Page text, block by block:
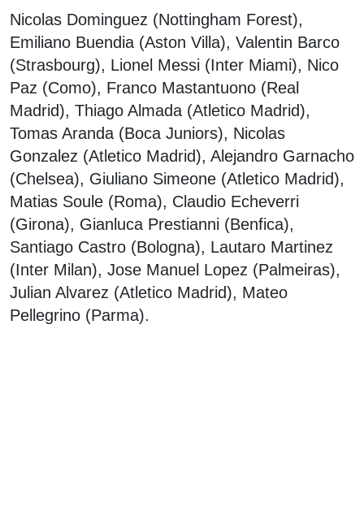
Nicolas Dominguez (Nottingham Forest),
Emiliano Buendia (Aston Villa), Valentin Barco
(Strasbourg), Lionel Messi (Inter Miami), Nico
Paz (Como), Franco Mastantuono (Real
Madrid), Thiago Almada (Atletico Madrid),
Tomas Aranda (Boca Juniors), Nicolas
Gonzalez (Atletico Madrid), Alejandro Garnacho
(Chelsea), Giuliano Simeone (Atletico Madrid),
Matias Soule (Roma), Claudio Echeverri
(Girona), Gianluca Prestianni (Benfica),
Santiago Castro (Bologna), Lautaro Martinez
(Inter Milan), Jose Manuel Lopez (Palmeiras),
Julian Alvarez (Atletico Madrid), Mateo
Pellegrino (Parma).